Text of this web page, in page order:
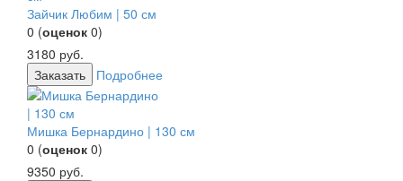
Зайчик Любим | 50 см
0 (оценок 0)
3180 руб.
Заказать
Подробнее
Мишка Бернардино | 130 см
0 (оценок 0)
9350 руб.